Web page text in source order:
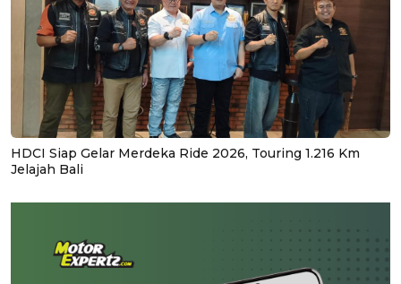
HDCI Siap Gelar Merdeka Ride 2026, Touring 1.216 Km
Jelajah Bali